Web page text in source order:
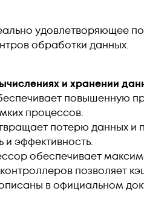
удовлетворяющее
обработки данных.
и хранении
повышенную
процессов.
потерю данных
эффективность.
обеспечивает
позволяет
в официальном